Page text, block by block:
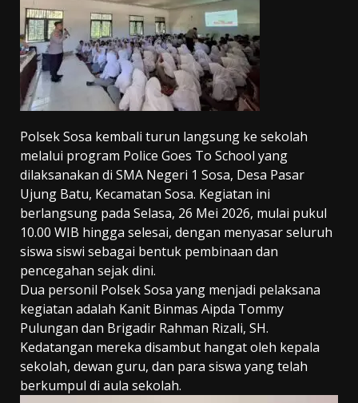
Polsek Sosa kembali turun langsung ke sekolah
melalui program Police Goes To School yang
dilaksanakan di SMA Negeri 1 Sosa, Desa Pasar
Ujung Batu, Kecamatan Sosa. Kegiatan ini
berlangsung pada Selasa, 26 Mei 2026, mulai pukul
10.00 WIB hingga selesai, dengan menyasar seluruh
siswa siswi sebagai bentuk pembinaan dan
pencegahan sejak dini.
Dua personil Polsek Sosa yang menjadi pelaksana
kegiatan adalah Kanit Binmas Aipda Tommy
Pulungan dan Brigadir Rahman Rizali, SH.
Kedatangan mereka disambut hangat oleh kepala
sekolah, dewan guru, dan para siswa yang telah
berkumpul di aula sekolah.